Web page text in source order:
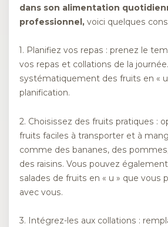
dans son alimentation
professionnel, voici quelques
1. Planifiez vos repas : prenez le
vos repas et collations de la
systématiquement des fruits en «
planification.
2. Choisissez des fruits pratiques :
fruits faciles à transporter et à
comme des bananes, des
des raisins. Vous pouvez
salades de fruits en « u » que vous
avec vous.
3. Intégrez-les aux collations :